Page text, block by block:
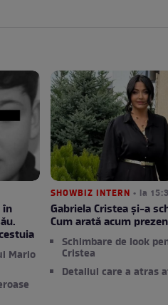
în
Mario
SHOWBIZ INTERN • la
Gabriela Cristea și-a
Cum arată acum
Schimbare de look
Cristea
Detaliul care a atras